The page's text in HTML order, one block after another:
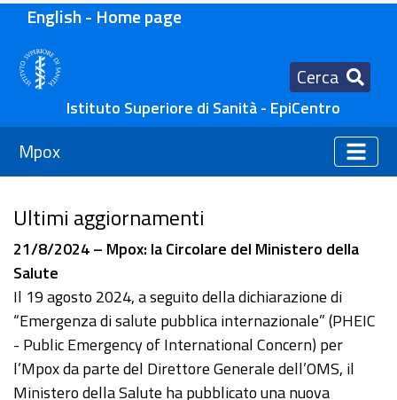
English - Home page
Cerca
Istituto Superiore di Sanità - EpiCentro
Mpox
Ultimi aggiornamenti
21/8/2024 – Mpox: la Circolare del Ministero della
Salute
Il 19 agosto 2024, a seguito della dichiarazione di
“Emergenza di salute pubblica internazionale” (PHEIC
- Public Emergency of International Concern) per
l’Mpox da parte del Direttore Generale dell’OMS, il
Ministero della Salute ha pubblicato una nuova